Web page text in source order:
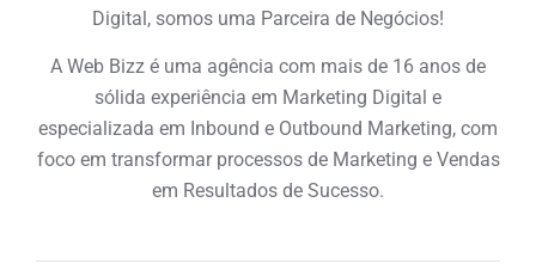
Digital, somos uma Parceira de Negócios!
A Web Bizz é uma agência com mais de 16 anos de
sólida experiência em Marketing Digital e
especializada em Inbound e Outbound Marketing, com
foco em transformar processos de Marketing e Vendas
em Resultados de Sucesso.